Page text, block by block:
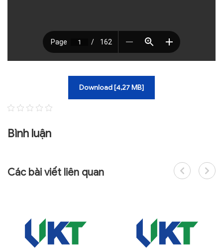
Download [4,27 MB]
Bình luận
Các bài viết liên quan